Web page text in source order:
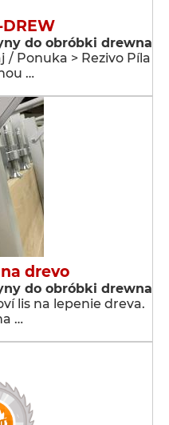
DREW
do obróbki drewna
/ Ponuka > Rezivo Píla
…
drevo
do obróbki drewna
lis na lepenie dreva.
…